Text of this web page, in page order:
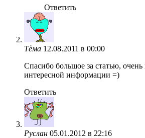
Ответить
Тёма 12.08.2011 в 00:00
Спасибо большое за статью,
интересной информации =)
Ответить
Руслан 05.01.2012 в 22:16